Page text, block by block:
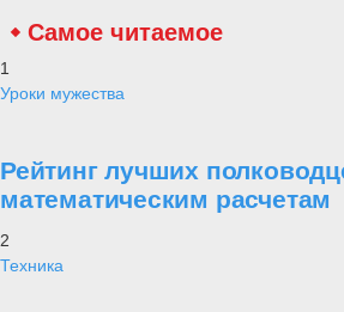
Самое читаемое
1
Уроки мужества
Рейтинг лучших
математическим расчетам
2
Техника